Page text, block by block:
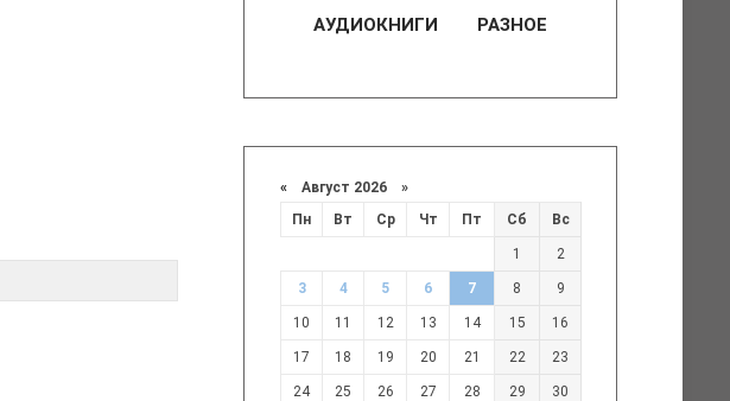
АУДИОКНИГИ РАЗНОЕ
« Август 2026 »
Пн
Вт Ср Чт Пт Сб Вс
1 2
3 4 5 6 7 8 9
10 11 12 13 14 15 16
17 18 19 20 21 22 23
24 25 26 27 28 29 30